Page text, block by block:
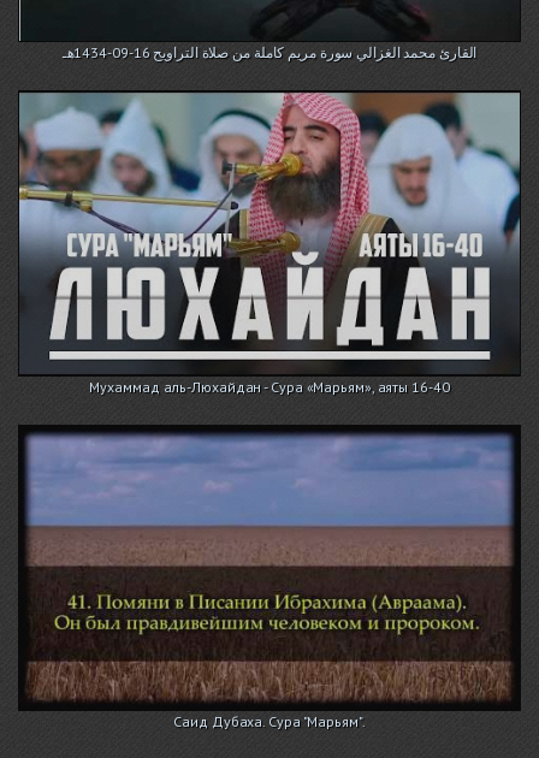
القارئ محمد الغزالي سورة مريم كاملة من صلاة التراويح 16-09-1434هـ
Мухаммад аль-Люхайдан - Сура «Марьям», аяты 16-40
Саид Дубаха. Сура "Марьям".